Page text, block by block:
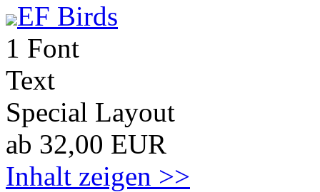
EF Birds
1 Font
Text
Special Layout
ab 32,00 EUR
Inhalt zeigen >>